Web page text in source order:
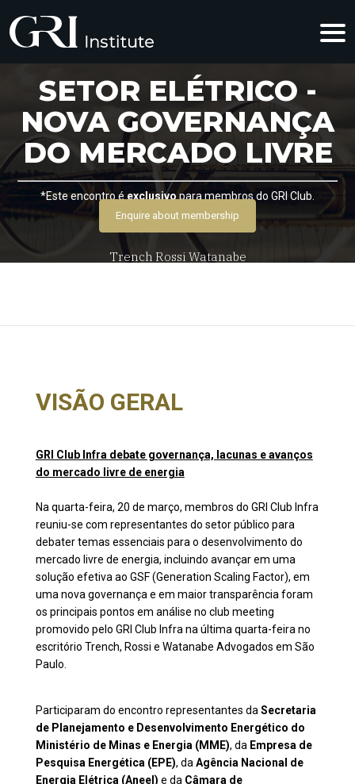
SETOR ELÉTRICO -
NOVA GOVERNANÇA
DO MERCADO LIVRE
*Este encontro é exclusivo para membros do GRI Club.
Trench Rossi Watanabe
Enquire about membership
VISÃO GERAL
GRI Club Infra debate governança, lacunas e avanços
do mercado livre de energia
Na quarta-feira, 20 de março, membros do GRI Club Infra
reuniu-se com representantes do setor público para
debater temas essenciais para o desenvolvimento do
mercado livre de energia, incluindo avançar em uma
solução efetiva ao GSF (Generation Scaling Factor), em
uma nova governança e em maior transparência foram
os principais pontos em análise no club meeting
promovido pelo GRI Club Infra na última quarta-feira no
escritório Trench, Rossi e Watanabe Advogados em São
Paulo.
Participaram do encontro representantes da Secretaria
de Planejamento e Desenvolvimento Energético do
Ministério de Minas e Energia (MME), da Empresa de
Pesquisa Energética (EPE), da Agência Nacional de
Energia Elétrica (Aneel) e da Câmara de